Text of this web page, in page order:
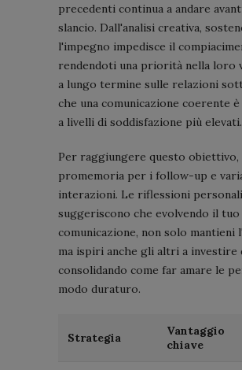
precedenti continua a andare
slancio. Dall'analisi creativa,
l'impegno impedisce il
rendendoti una priorità nella loro
a lungo termine sulle relazioni
che una comunicazione coerente
a livelli di soddisfazione più elevati.
Per raggiungere questo obiettivo,
promemoria per i follow-up e
interazioni. Le riflessioni personali
suggeriscono che evolvendo il
comunicazione, non solo mantieni
ma ispiri anche gli altri a investire
consolidando come far amare le
modo duraturo.
Strategia
Vantaggio
chiave